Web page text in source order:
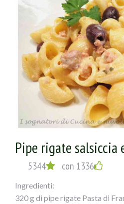
polpo. Fare
i pomodorinied il sale,
Nel frattempo avremo cotto la
verseretegrondante di acqua
e lascerete mantecare il tutto!
Pipe rigate salsiccia
5344 con 1336
Ingredienti:
320 g di pipe rigate Pasta di